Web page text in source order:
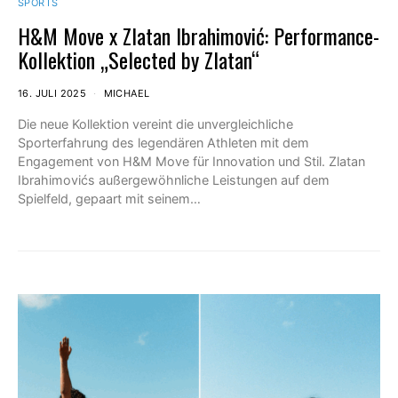
SPORTS
H&M Move x Zlatan Ibrahimović: Performance-
Kollektion „Selected by Zlatan“
16. JULI 2025 MICHAEL
Die neue Kollektion vereint die unvergleichliche
Sporterfahrung des legendären Athleten mit dem
Engagement von H&M Move für Innovation und Stil. Zlatan
Ibrahimovićs außergewöhnliche Leistungen auf dem
Spielfeld, gepaart mit seinem…